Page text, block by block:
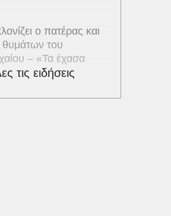
ο πατέρας και
του
– «Τα έχασα
τις ειδήσεις